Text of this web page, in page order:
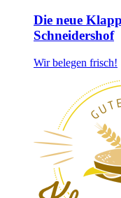
Die neue
Schneidershof
Wir belegen frisch!